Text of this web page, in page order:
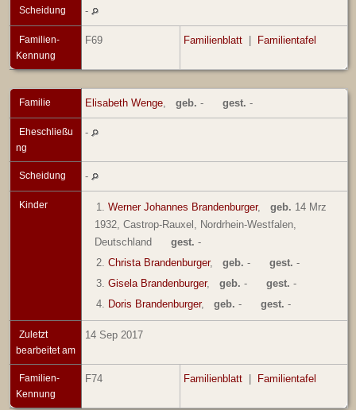
Scheidung -
Familien-
Kennung
F69 Familienblatt | Familientafel
Familie Elisabeth Wenge geb. - gest. -
Eheschließu
ng
-
Scheidung -
Kinder 1. Werner Johannes Brandenburger, geb. 14 Mrz
1932, Castrop-Rauxel, Nordrhein-Westfalen,
Deutschland
gest. -
2. Christa Brandenburger, geb. - gest. -
3. Gisela Brandenburger, geb. - gest. -
4. Doris Brandenburger, geb. - gest. -
Zuletzt
bearbeitet am
14 Sep 2017
Familien-
Kennung
F74 Familienblatt | Familientafel